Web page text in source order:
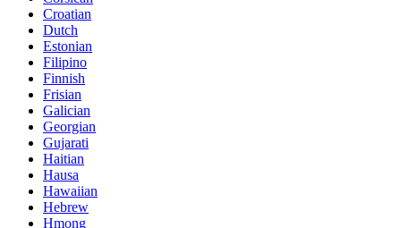
Croatian
Dutch
Estonian
Filipino
Finnish
Frisian
Galician
Georgian
Gujarati
Haitian
Hausa
Hawaiian
Hebrew
Hmong